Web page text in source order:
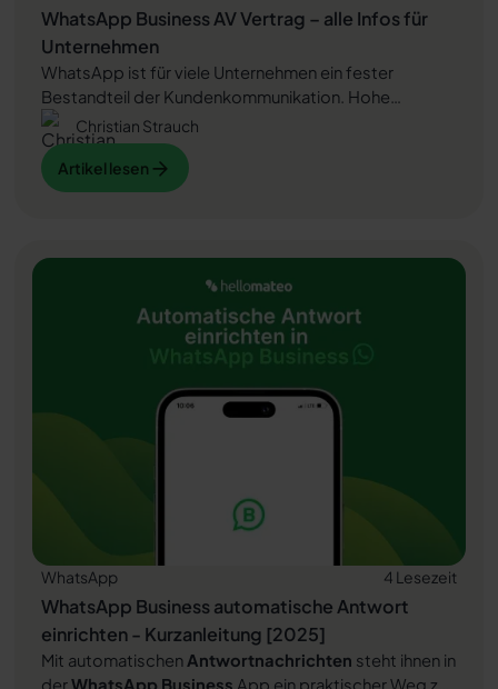
WhatsApp Business AV Vertrag – alle Infos für
Unternehmen
WhatsApp ist für viele Unternehmen ein fester
Bestandteil der Kundenkommunikation. Hohe
Öffnungsraten und schnelle Reaktionen machen den
Kanal attraktiv. Doch sobald Sie WhatsApp Business
nutzen, verarbeiten Sie personenbezogene Daten –
und damit gelten klare DSGVO-Vorgaben. Welche
erfahren Sie in diesem Artikel.
Artikel lesen
Artikel lesen
Christian Strauch
WhatsApp 4 Lesezeit
WhatsApp Business automatische Antwort
einrichten - Kurzanleitung [2025]
Mit automatischen Antwortnachrichten steht ihnen in
derWhatsApp Business App ein praktischer Weg zur